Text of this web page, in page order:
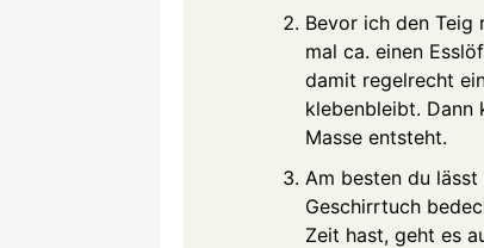
Bevor ich den Teig
mal ca. einen
damit regelrecht
klebenbleibt. Dann
Masse entsteht.
Am besten du
Geschirrtuch
Zeit hast, geht es